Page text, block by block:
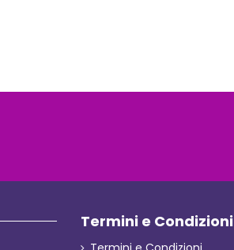
Termini e Condizioni